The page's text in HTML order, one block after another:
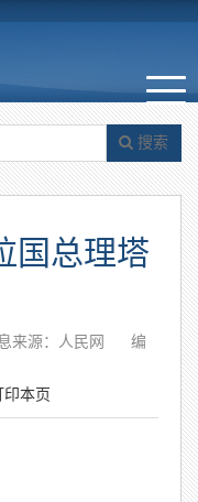
搜索
国总理塔
来源：人民网
编
印本页